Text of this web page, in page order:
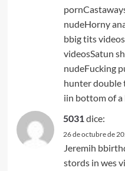
nudeHorny
bbig tits
videosSatun
nudeFucking
hunter double
iin bottom of a
5031dice:
26 de octubre de
Jeremih
stords in wes